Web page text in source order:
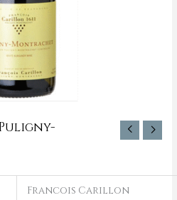
Francois Carillon